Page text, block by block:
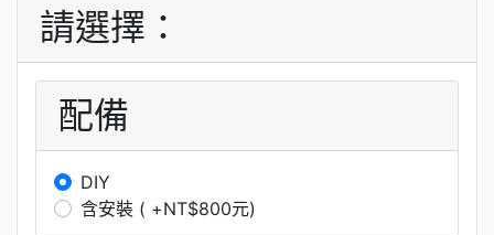
請選擇：
配備
DIY
含安裝 ( +NT$800元)